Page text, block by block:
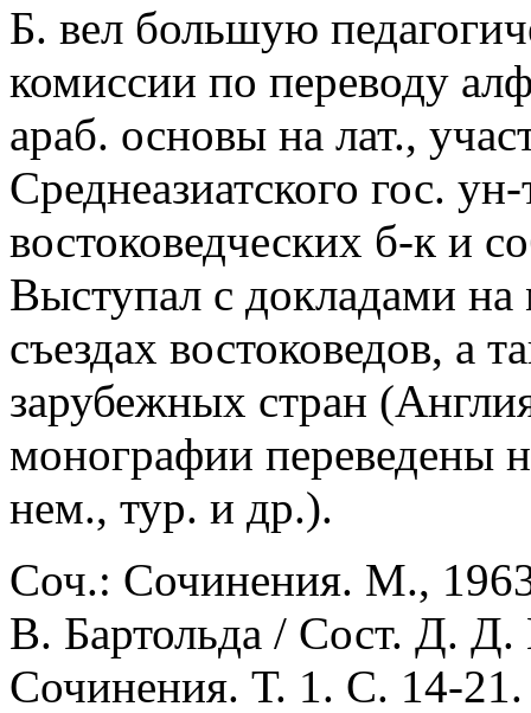
Б. вел большую
комиссии по переводу
араб. основы на лат.,
Среднеазиатского гос.
востоковедческих б-к и
Выступал с докладами
съездах востоковедов, а
зарубежных стран
монографии переведены
нем., тур. и др.).
Соч.: Сочинения. М.,
В. Бартольда / Сост. Д.
Сочинения. Т. 1. С. 14-21.